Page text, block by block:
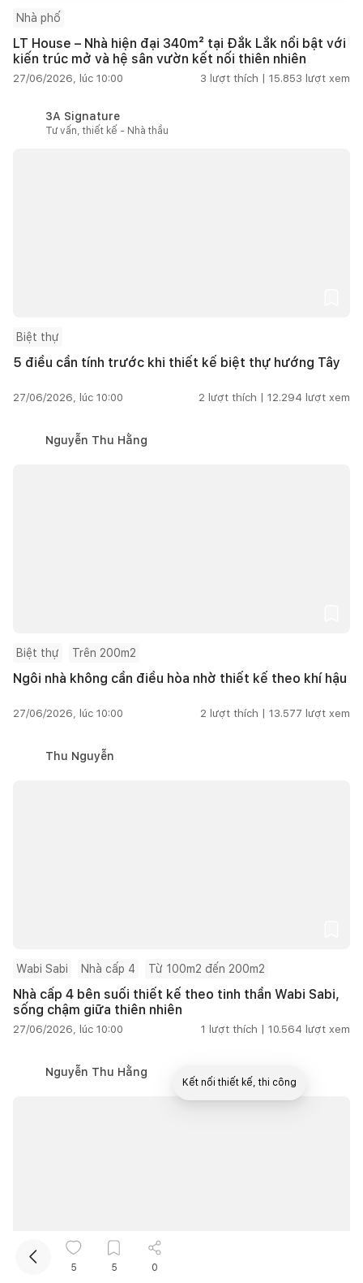
Nhà phố
LT House – Nhà hiện đại 340m² tại Đắk Lắk nổi bật với
kiến trúc mở và hệ sân vườn kết nối thiên nhiên
27/06/2026, lúc 10:00 3 lượt thích | 15.853 lượt xem
3A Signature
Tư vấn, thiết kế - Nhà thầu
Biệt thự
5 điều cần tính trước khi thiết kế biệt thự hướng Tây
27/06/2026, lúc 10:00 2 lượt thích | 12.294 lượt xem
Nguyễn Thu Hằng
Biệt thự Trên 200m2
Ngôi nhà không cần điều hòa nhờ thiết kế theo khí hậu
27/06/2026, lúc 10:00 2 lượt thích | 13.577 lượt xem
Thu Nguyễn
Wabi Sabi Nhà cấp 4 Từ 100m2 đến 200m2
Nhà cấp 4 bên suối thiết kế theo tinh thần Wabi Sabi,
sống chậm giữa thiên nhiên
27/06/2026, lúc 10:00 1 lượt thích | 10.564 lượt xem
Nguyễn Thu Hằng
5 5 0
Kết nối thiết kế, thi công